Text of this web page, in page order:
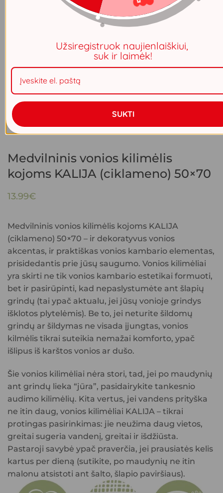
Medvilninis vonios kilimėlis
kojoms KALIJA (ciklameno) 50×70
13.99€
Medvilninis vonios kilimėlis kojoms KALIJA
(ciklameno) 50×70 – ir dekoratyvus vonios
akcentas, ir praktiškas vonios kambario elementas,
prisidedantis prie jūsų saugumo. Vonios kilimėliai
yra skirti ne tik vonios kambario estetikai formuoti,
bet ir pasirūpinti, kad nepaslystumėte ant šlapių
grindų (tai ypač aktualu, jei jūsų vonioje grindys
išklotos plytelėmis). Be to, jei neturite šildomų
grindų ar šildymas ne visada įjungtas, vonios
kilmėlis tikrai suteikia nemažai komforto, ypač
išlipus iš karštos vonios ar dušo.
Šie vonios kilimėliai nėra stori, tad, jei po maudynių
ant grindų lieka “jūra”, pasidairykite tankesnio
audimo kilimėlių. Kita vertus, jei vandens prityška
ne itin daug, vonios kilimėliai KALIJA – tikrai
protingas pasirinkimas: jie neužima daug vietos,
greitai sugeria vandenį, greitai ir išdžiūsta.
Pastaroji savybė ypač praverčia, jei prausiatės kelis
kartus per dieną (sutikite, po maudynių ne itin
malonu atsistoti ant šalto, šlapio paviršiaus).
Užsiregistruok naujienlaiškiui,
suk ir laimėk!
SUKTI